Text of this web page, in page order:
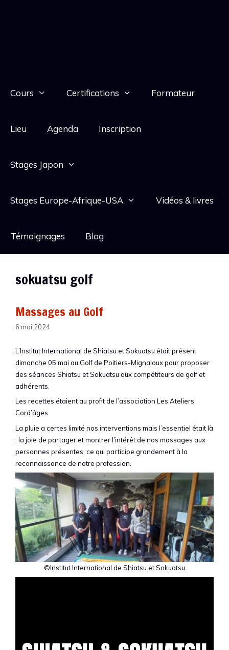
Cours Certifications Formateur
Lieu Agenda Inscription
Stages Japon
Stages Europe-Afrique-USA Vidéos & livres
Témoignages Blog
sokuatsu golf
Massages au Golf
6 mai 2024
L’Institut International de Shiatsu et Sokuatsu était présent
dimanche 05 mai au Golf de Poitiers-Mignaloux pour proposer
des séances Shiatsu et Sokuatsu aux compétiteurs de golf et
adhérents.
Les recettes étaient au profit de l’association Les Ateliers
Cord’âges.
La pluie a certes limité nos interventions mais l’essentiel était là
: la joie de partager et montrer l’intérêt de nos massages aux
personnes présentes, ce qui participe grandement à la
reconnaissance de notre profession.
©Institut International de Shiatsu et Sokuatsu